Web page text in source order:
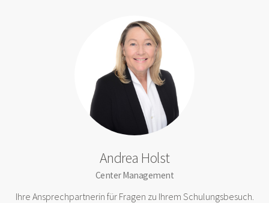
Andrea Holst
Center Management
Ihre Ansprechpartnerin für Fragen zu Ihrem Schulungsbesuch.